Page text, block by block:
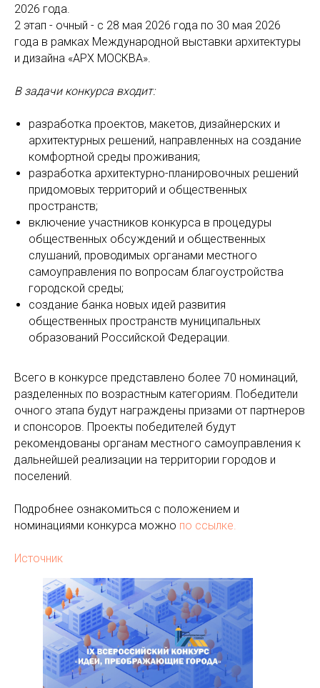
2026 года.
2 этап - очный - с 28 мая 2026 года по 30 мая 2026
года в рамках Международной выставки архитектуры
и дизайна «АРХ МОСКВА».
В задачи конкурса входит:
разработка проектов, макетов, дизайнерских и
архитектурных решений, направленных на создание
комфортной среды проживания;
разработка архитектурно-планировочных решений
придомовых территорий и общественных
пространств;
включение участников конкурса в процедуры
общественных обсуждений и общественных
слушаний, проводимых органами местного
самоуправления по вопросам благоустройства
городской среды;
создание банка новых идей развития
общественных пространств муниципальных
образований Российской Федерации.
Всего в конкурсе представлено более 70 номинаций,
разделенных по возрастным категориям. Победители
очного этапа будут награждены призами от партнеров
и спонсоров. Проекты победителей будут
рекомендованы органам местного самоуправления к
дальнейшей реализации на территории городов и
поселений.
Подробнее ознакомиться с положением и
номинациями конкурса можно по ссылке.
Источник